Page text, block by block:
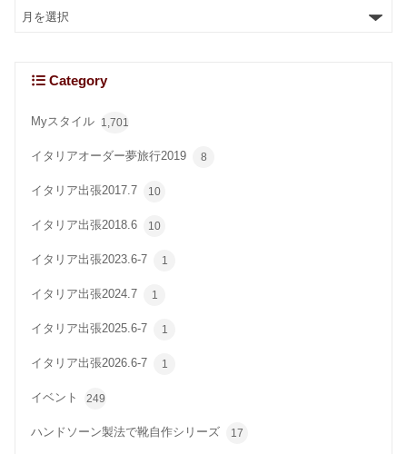
Category
Myスタイル 1,701
イタリアオーダー夢旅行2019 8
イタリア出張2017.7 10
イタリア出張2018.6 10
イタリア出張2023.6-7 1
イタリア出張2024.7 1
イタリア出張2025.6-7 1
イタリア出張2026.6-7 1
イベント 249
ハンドソーン製法で靴自作シリーズ 17